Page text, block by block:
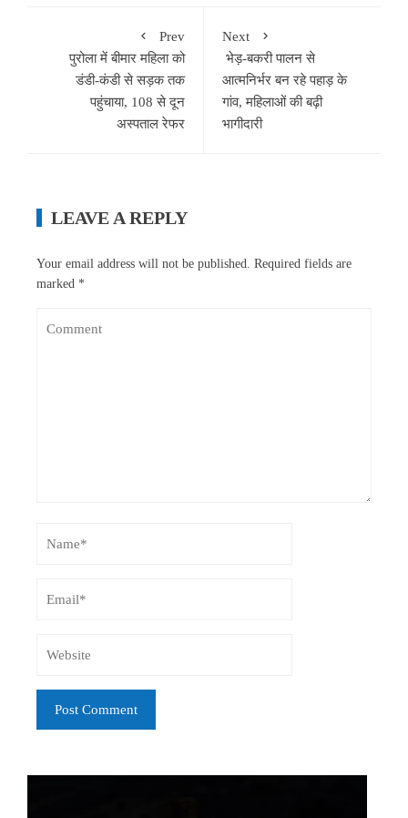
Prev
पुरोला में बीमार महिला को
डंडी-कंडी से सड़क तक
पहुंचाया, 108 से दून
अस्पताल रेफर
Next
भेड़-बकरी पालन से
आत्मनिर्भर बन रहे पहाड़ के
गांव, महिलाओं की बढ़ी
भागीदारी
LEAVE A REPLY
Your email address will not be published. Required fields are
marked *